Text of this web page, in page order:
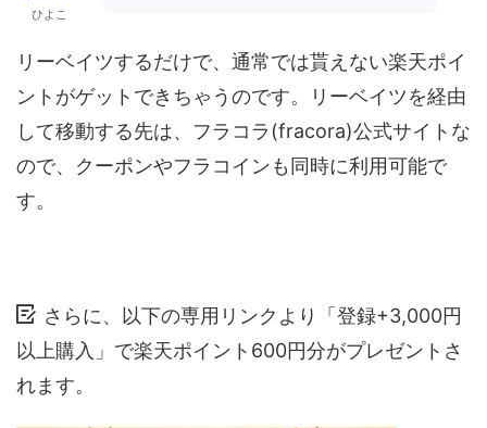
ひよこ
リーベイツするだけで、通常では貰えない楽天ポイ
ントがゲットできちゃうのです。リーベイツを経由
して移動する先は、フラコラ(fracora)公式サイトな
ので、クーポンやフラコインも同時に利用可能で
す。
さらに、以下の専用リンクより「登録+3,000円
以上購入」で楽天ポイント600円分がプレゼントさ
れます。